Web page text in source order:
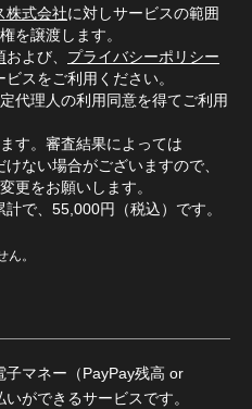
株式会社に対しサービスの範囲
を譲渡します。
および、 プライバシーポリシー
スをご利用ください。
代理人の利用同意を得てご利用
す。審査結果によっては
ない場合がございますので、
更をお願いします。
で、55,000円（税込）です。
。
子マネー（PayPay残高 or
ができるサービスです。